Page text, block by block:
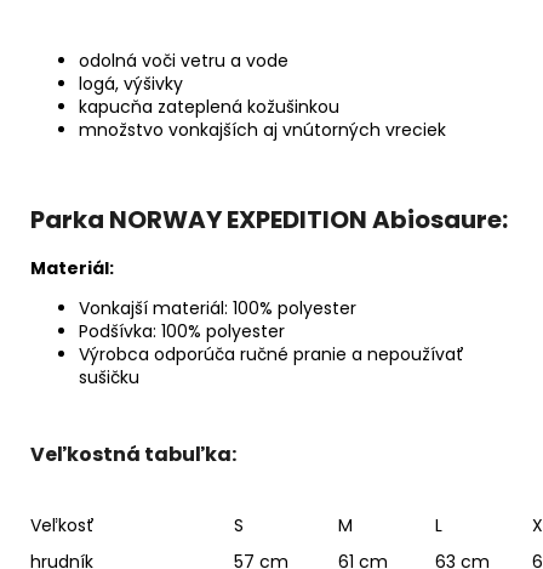
odolná voči vetru a vode
logá, výšivky
kapucňa zateplená kožušinkou
množstvo vonkajších aj vnútorných vreciek
Parka NORWAY EXPEDITION Abiosaure:
Materiál:
Vonkajší materiál: 100% polyester
Podšívka: 100% polyester
Výrobca odporúča ručné pranie a nepoužívať
sušičku
Veľkostná tabuľka:
Veľkosť S M L
hrudník
57 cm 61 cm 63 cm